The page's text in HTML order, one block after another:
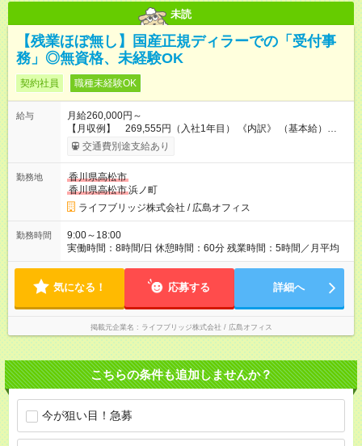
未読
【残業ほぼ無し】国産正規ディラーでの「受付事
務」◎無資格、未経験OK
契約社員 職種未経験OK
給与
月給260,000円～
【月収例】 269,555円（入社1年目） 《内訳》 （基本給）
250,000円 （技能手当）10,000円 （残業手当）1,911円×5h＝
9,555円 ※通勤手当別途支給 ※上記は時間外手当、月平均（5h
交通費別途支給あり
勤務地
香川県高松市
香川県高松市浜ノ町
ライフブリッジ株式会社 / 広島オフィス
勤務時間
9:00～18:00
実働時間：8時間/日 休憩時間：60分 残業時間：5時間／月平均
気になる！ 応募する 詳細へ
掲載元企業名 ライフブリッジ株式会社 / 広島オフィス
こちらの条件も追加しませんか？
今が狙い目！急募